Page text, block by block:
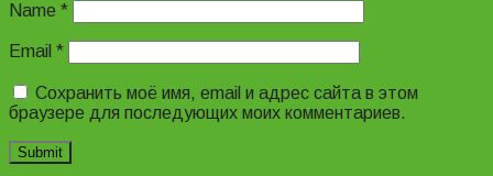
Name *
Email *
Сохранить моё имя, email и адрес сайта в этом
браузере для последующих моих комментариев.